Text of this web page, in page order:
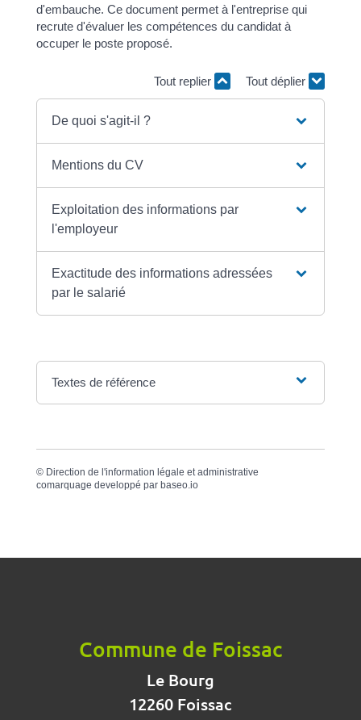
d'embauche. Ce document permet à l'entreprise qui
recrute d'évaluer les compétences du candidat à
occuper le poste proposé.
Tout replier Tout déplier
De quoi s'agit-il ?
Mentions du CV
Exploitation des informations par
l'employeur
Exactitude des informations adressées
par le salarié
Textes de référence
© Direction de l'information légale et administrative
comarquage developpé par baseo.io
Commune de Foissac
Le Bourg
12260 Foissac